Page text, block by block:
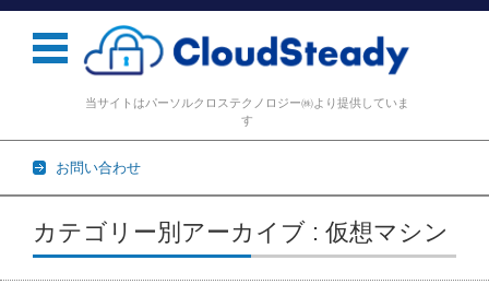
当サイトはパーソルクロステクノロジー㈱より提供していま
す
お問い合わせ
コンテンツに移動
カテゴリー別アーカイブ : 仮想マシン